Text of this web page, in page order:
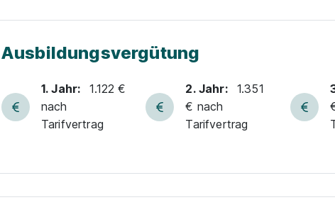
Ausbildungsvergütung
1. Jahr:
1.122 €
nach
Tarifvertrag
2. Jahr:
1.351
€ nach
Tarifvertrag